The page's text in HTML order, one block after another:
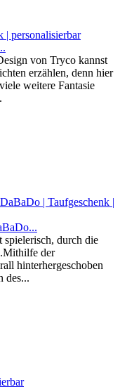
von Tryco kannst
erzählen, denn hier
weitere Fantasie
durch die
der
hinterhergeschoben
des...